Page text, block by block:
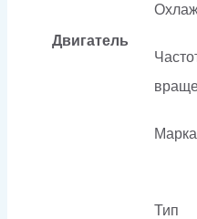
Двигатель
Тип